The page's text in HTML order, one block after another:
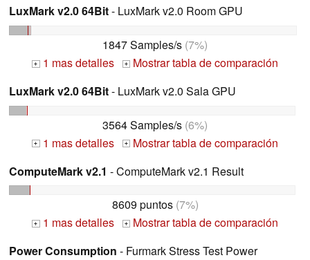
LuxMark v2.0 64Bit- LuxMark v2.0 Room GPU
1847 Samples/s (7%)
+ 1 mas detalles +
Mostrar tabla de comparación
LuxMark v2.0 64Bit- LuxMark v2.0 Sala GPU
3564 Samples/s (6%)
+ 1 mas detalles +
Mostrar tabla de comparación
ComputeMark v2.1 - ComputeMark v2.1 Result
8609 puntos(7%)
+ 1 mas detalles +
Mostrar tabla de comparación
Power Consumption - Furmark Stress Test Power